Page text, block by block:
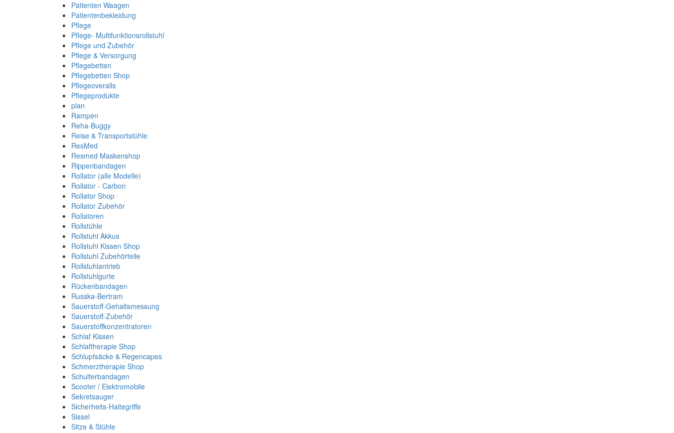
Patienten Waagen
Patientenbekleidung
Pflege
Pflege- Multifunktionsrollstuhl
Pflege und Zubehör
Pflege & Versorgung
Pflegebetten
Pflegebetten Shop
Pflegeoveralls
Pflegeprodukte
plan
Rampen
Reha-Buggy
Reise & Transportstühle
ResMed
Resmed Maskenshop
Rippenbandagen
Rollator (alle Modelle)
Rollator - Carbon
Rollator Shop
Rollator Zubehör
Rollatoren
Rollstühle
Rollstuhl Akkus
Rollstuhl Kissen Shop
Rollstuhl Zubehörteile
Rollstuhlantrieb
Rollstuhlgurte
Rückenbandagen
Russka-Bertram
Sauerstoff-Gehaltsmessung
Sauerstoff-Zubehör
Sauerstoffkonzentratoren
Schlaf Kissen
Schlaftherapie Shop
Schlupfsäcke & Regencapes
Schmerztherapie Shop
Schulterbandagen
Scooter / Elektromobile
Sekretsauger
Sicherheits-Haltegriffe
Sissel
Sitze & Stühle